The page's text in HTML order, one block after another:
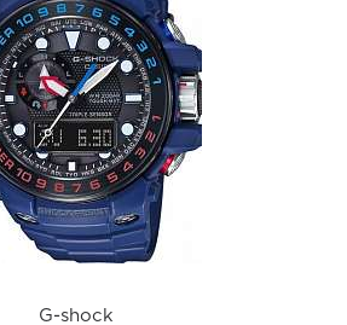
G-shock
GWN-1000H-2A
i
G-shock